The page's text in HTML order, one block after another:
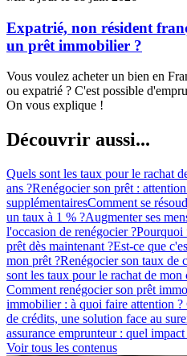
Expatrié, non résident
un prêt immobilier ?
Vous voulez acheter un bien en
ou expatrié ? C'est possible
On vous explique !
Découvrir aussi...
Quels sont les taux pour le rachat
ans ?Renégocier son prêt :
supplémentairesComment se
un taux à 1 % ?Augmenter ses
l'occasion de renégocier ?Pourquoi
prêt dès maintenant ?Est-ce que
mon prêt ?Renégocier son taux de
sont les taux pour le rachat de
Comment renégocier son prêt
immobilier : à quoi faire attention ?
de crédits, une solution face au
assurance emprunteur : quel impact
Voir tous les contenus